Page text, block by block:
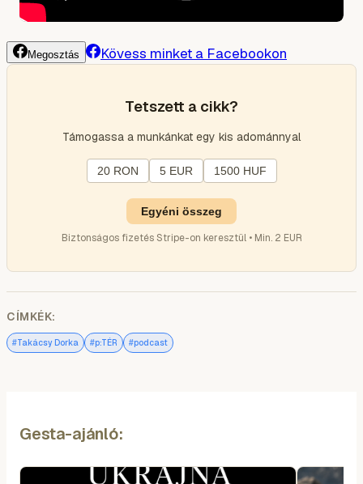
Megosztás Kövess minket a Facebookon
Tetszett a cikk?
Támogassa a munkánkat egy kis adománnyal
20 RON 5 EUR 1500 HUF
Egyéni összeg
Biztonságos fizetés Stripe-on keresztül • Min. 2 EUR
CÍMKÉK:
#Takácsy Dorka #p:TÉR #podcast
Gesta-ajánló: